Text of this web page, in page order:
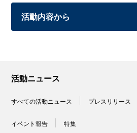
活動ニュース
すべての活動ニュース プレスリリース
イベント報告 特集